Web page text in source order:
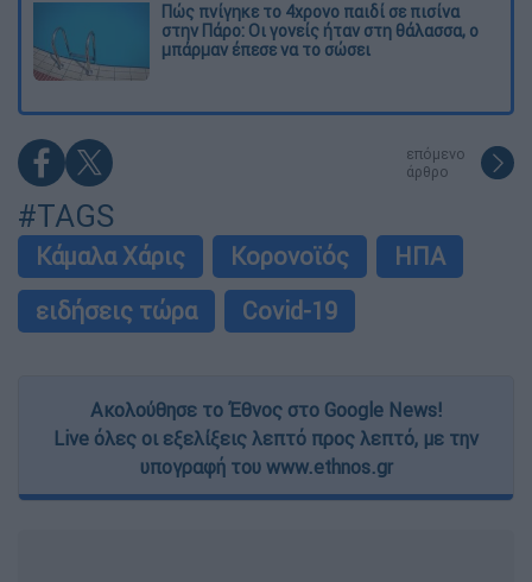
Πώς πνίγηκε το 4χρονο παιδί σε πισίνα
στην Πάρο: Οι γονείς ήταν στη θάλασσα, ο
μπάρμαν έπεσε να το σώσει
επόμενο
άρθρο
#TAGS
Κάμαλα Χάρις Κορονοϊός
ΗΠΑ
ειδήσεις τώρα
Covid-19
Ακολούθησε το Έθνος στο Google News!
Live όλες οι εξελίξεις λεπτό προς λεπτό, με την
υπογραφή του www.ethnos.gr